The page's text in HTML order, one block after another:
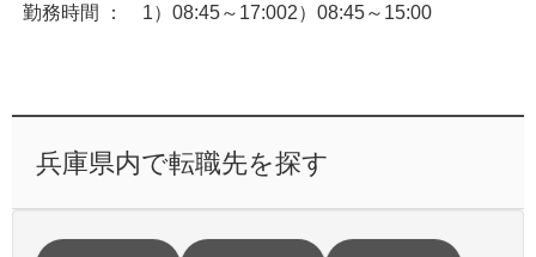
勤務時間 ： 1）08:45～17:002）08:45～15:00
兵庫県内で転職先を探す